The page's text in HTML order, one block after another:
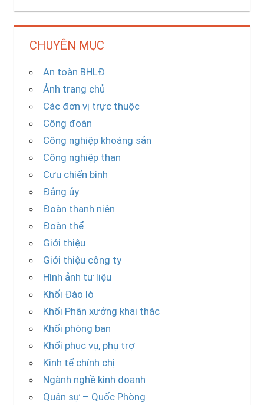
CHUYÊN MỤC
An toàn BHLĐ
Ảnh trang chủ
Các đơn vị trực thuộc
Công đoàn
Công nghiệp khoáng sản
Công nghiệp than
Cựu chiến binh
Đảng ủy
Đoàn thanh niên
Đoàn thể
Giới thiệu
Giới thiệu công ty
Hình ảnh tư liệu
Khối Đào lò
Khối Phân xưởng khai thác
Khối phòng ban
Khối phục vụ, phụ trợ
Kinh tế chính chị
Ngành nghề kinh doanh
Quân sự – Quốc Phòng